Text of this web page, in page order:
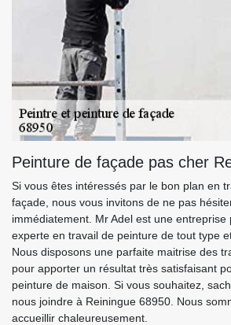
Peinture de façade pas cher
Si vous êtes intéressés par le bon plan en
façade, nous vous invitons de ne pas
immédiatement. Mr Adel est une entreprise
experte en travail de peinture de tout type
Nous disposons une parfaite maitrise des
pour apporter un résultat très satisfaisant
peinture de maison. Si vous souhaitez,
nous joindre à Reiningue 68950. Nous
accueillir chaleureusement.